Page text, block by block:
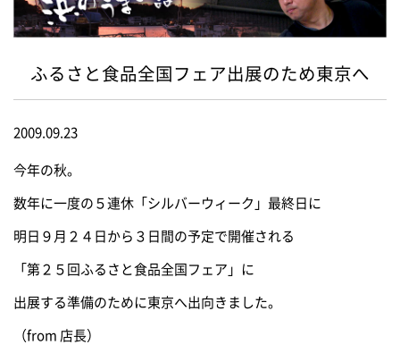
ふるさと食品全国フェア出展のため東京へ
2009.09.23
今年の秋。
数年に一度の５連休「シルバーウィーク」最終日に
明日９月２４日から３日間の予定で開催される
「第２５回ふるさと食品全国フェア」に
出展する準備のために東京へ出向きました。
（from 店長）